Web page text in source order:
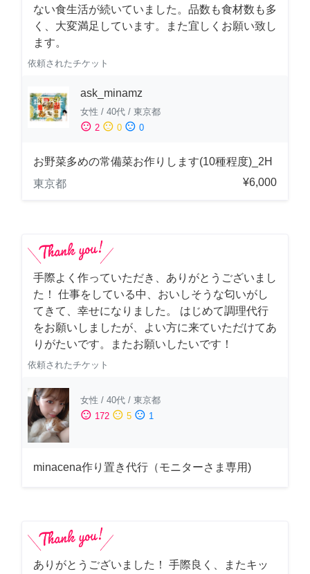
ない食生活が続いていました。品数も食材数も多
く、大変満足しています。また宜しくお願い致し
ます。
依頼されたチケット
ask_minamz
女性 / 40代 / 東京都
sentiment_satisfied 2 sentiment_neutral 0 sentiment_dissatisfied 0
お野菜多めの常備菜お作りします(10種程度)_2H
東京都
¥6,000
手際よく作っていただき、ありがとうございまし
た！ 仕事をしている中、おいしそうな匂いがし
てきて、幸せになりました。 はじめて調理代行
をお願いしましたが、よい方に来ていただけてあ
りがたいです。またお願いしたいです！
依頼されたチケット
女性 / 40代 / 東京都
sentiment_satisfied 172 sentiment_neutral 5 sentiment_dissatisfied 1
minacena作り置き代行（モニターさま専用)
ありがとうございました！ 手際良く、またキッ